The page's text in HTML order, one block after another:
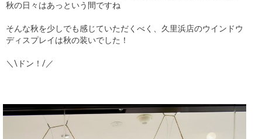
秋の日々はあっという間ですね
そんな秋を少しでも感じていただくべく、久里浜店のウインドウ
ディスプレイは秋の装いでした！
＼\ドン！/／